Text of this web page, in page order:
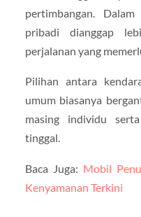
pertimbangan.
pribadi dianggap
perjalanan yang
Pilihan antara
umum biasanya
masing individu
tinggal.
Baca Juga: Mobil
Kenyamanan Terkini